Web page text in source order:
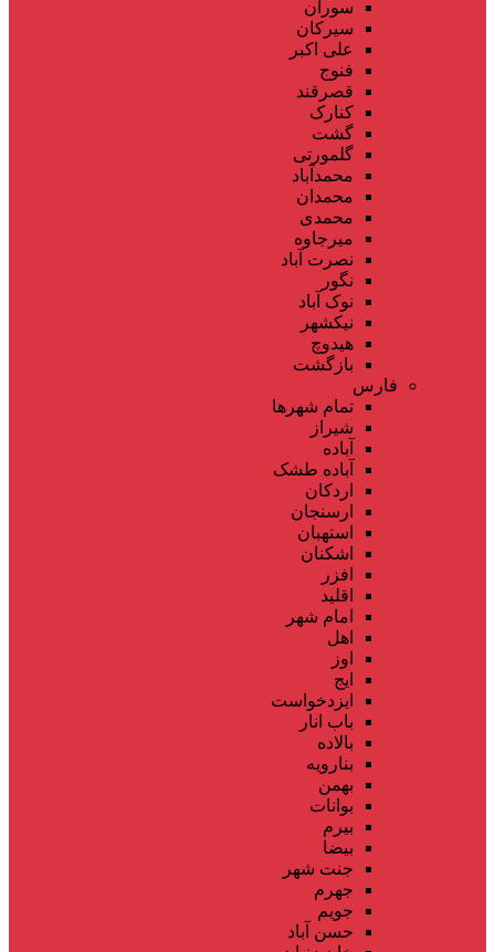
سوران
سیرکان
علی اکبر
فنوج
قصرقند
کنارک
گشت
گلمورتی
محمدآباد
محمدان
محمدی
میرجاوه
نصرت آباد
نگور
نوک آباد
نیکشهر
هیدوچ
بازگشت
فارس
تمام شهر‌ها
شیراز
آباده
آباده طشک
اردکان
ارسنجان
استهبان
اشکنان
افزر
اقلید
امام شهر
اهل
اوز
ایج
ایزدخواست
باب انار
بالاده
بنارویه
بهمن
بوانات
بیرم
بیضا
جنت شهر
جهرم
جویم
حسن آباد